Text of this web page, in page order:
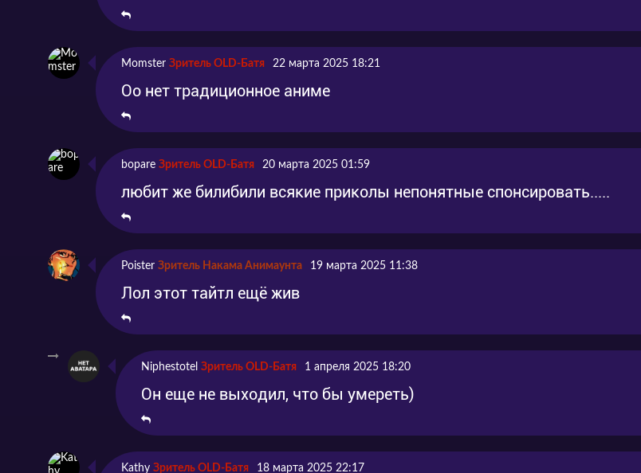
Momster Зритель OLD-Батя 22 марта 2025 18:21
Оо нет традиционное аниме
bopare Зритель OLD-Батя 20 марта 2025 01:59
любит же билибили всякие приколы непонятные спонсировать.....
Poister Зритель Накама Анимаунта 19 марта 2025 11:38
Лол этот тайтл ещё жив
Niphestotel Зритель OLD-Батя 1 апреля 2025 18:20
Он еще не выходил, что бы умереть)
Kathy Зритель OLD-Батя 18 марта 2025 22:17